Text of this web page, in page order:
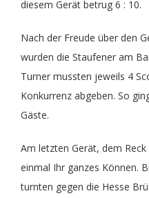
diesem Gerät betrug 6 : 10.
Nach der Freude über den
wurden die Staufener am
Turner mussten jeweils 4
Konkurrenz abgeben. So
Gäste.
Am letzten Gerät, dem
einmal Ihr ganzes Können.
turnten gegen die Hesse